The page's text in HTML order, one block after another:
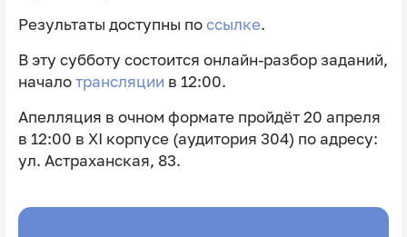
Результаты доступны по ссылке.
В эту субботу состоится онлайн-разбор заданий,
начало трансляции в 12:00.
Апелляция в очном формате пройдёт 20 апреля
в 12:00 в XI корпусе (аудитория 304) по адресу:
ул. Астраханская, 83.